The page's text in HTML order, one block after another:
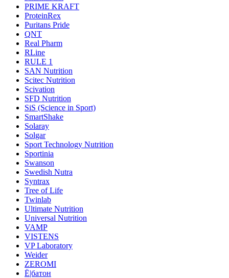
PRIME KRAFT
ProteinRex
Puritans Pride
QNT
Real Pharm
RLine
RULE 1
SAN Nutrition
Scitec Nutrition
Scivation
SFD Nutrition
SiS (Science in Sport)
SmartShake
Solaray
Solgar
Sport Technology Nutrition
Sportinia
Swanson
Swedish Nutra
Syntrax
Tree of Life
Twinlab
Ultimate Nutrition
Universal Nutrition
VAMP
VISTENS
VP Laboratory
Weider
ZEROMI
Ё|батон